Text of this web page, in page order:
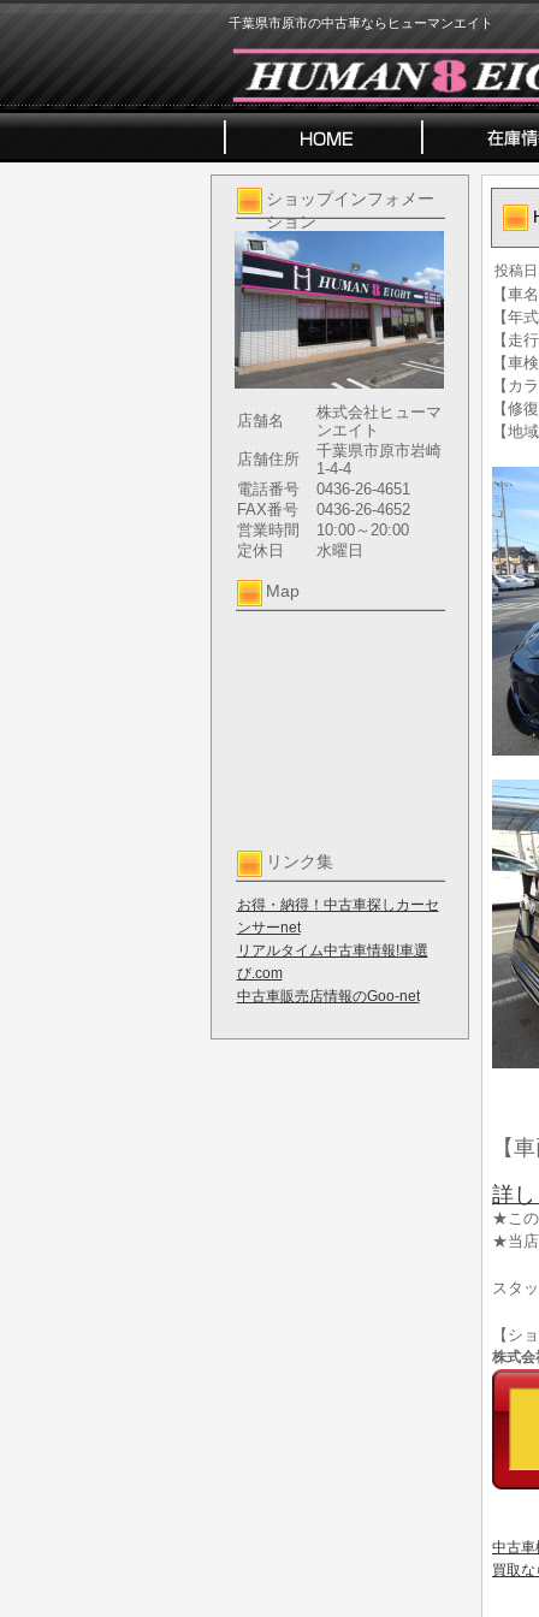
千葉県市原市の中古車ならヒューマンエイト
ショップインフォメー
ション
店舗名
株式会社ヒューマ
ンエイト
店舗住所
千葉県市原市岩崎
1-4-4
電話番号
0436-26-4651
FAX番号
0436-26-4652
営業時間
10:00～20:00
定休日
水曜日
Map
リンク集
お得・納得！中古車探しカーセ
ンサーnet
リアルタイム中古車情報!車選
び.com
中古車販売店情報のGoo-net
投稿日
【車
【年
【走
【車
【カ
【修
【地
【
詳
★この
★当店
スタ
【シ
株式
中古車
買取